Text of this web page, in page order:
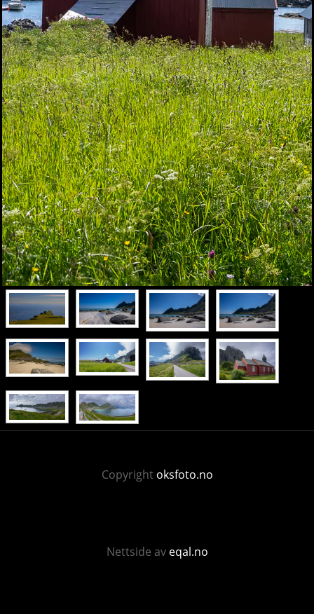
Copyright oksfoto.no
Nettside av eqal.no